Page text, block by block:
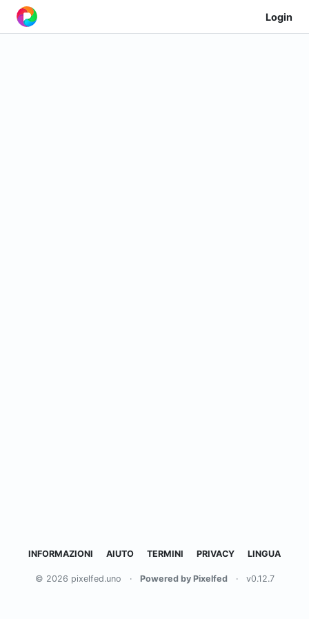
Login
INFORMAZIONI AIUTO TERMINI PRIVACY LINGUA
© 2026 pixelfed.uno · Powered by Pixelfed · v0.12.7